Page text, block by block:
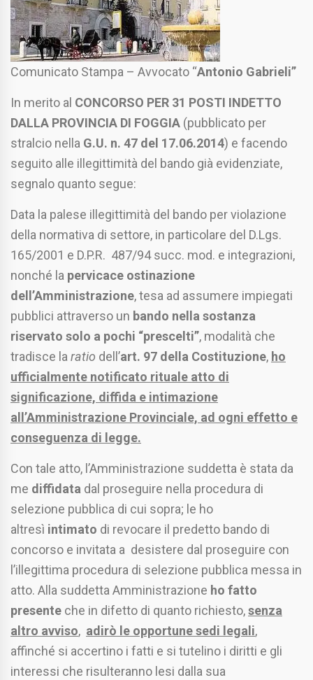
Comunicato Stampa – Avvocato “Antonio Gabrieli”
In merito al CONCORSO PER 31 POSTI INDETTO
DALLA PROVINCIA DI FOGGIA (pubblicato per
stralcio nella G.U. n. 47 del 17.06.2014) e facendo
seguito alle illegittimità del bando già evidenziate,
segnalo quanto segue:
Data la palese illegittimità del bando per violazione
della normativa di settore, in particolare del D.Lgs.
165/2001 e D.P.R. 487/94 succ. mod. e integrazioni,
nonché la pervicace ostinazione
dell’Amministrazione, tesa ad assumere impiegati
pubblici attraverso un bando nella sostanza
riservato solo a pochi “prescelti”, modalità che
tradisce laratio dell’art. 97 della Costituzione, ho
ufficialmente notificato rituale atto di
significazione, diffida e intimazione
all’Amministrazione Provinciale, ad ogni effetto e
conseguenza di legge.
Con tale atto, l’Amministrazione suddetta è stata da
me diffidata dal proseguire nella procedura di
selezione pubblica di cui sopra; le ho
altresì intimato di revocare il predetto bando di
concorso e invitata a desistere dal proseguire con
l’illegittima procedura di selezione pubblica messa in
atto. Alla suddetta Amministrazione ho fatto
presente che in difetto di quanto richiesto,senza
altro avviso, adirò le opportune sedi legali,
affinché si accertino i fatti e si tutelino i diritti e gli
interessi che risulteranno lesi dalla sua